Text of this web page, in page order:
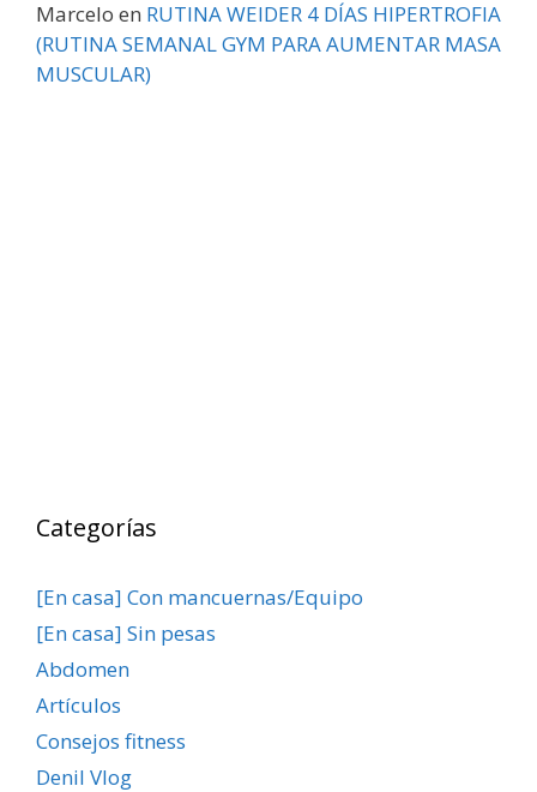
Marcelo en RUTINA WEIDER 4 DÍAS HIPERTROFIA
(RUTINA SEMANAL GYM PARA AUMENTAR MASA
MUSCULAR)
Categorías
[En casa] Con mancuernas/Equipo
[En casa] Sin pesas
Abdomen
Artículos
Consejos fitness
Denil Vlog